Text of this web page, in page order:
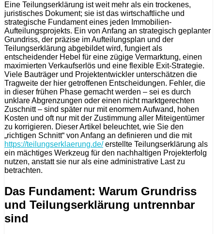
Eine Teilungserklärung ist weit mehr als ein trockenes,
juristisches Dokument; sie ist das wirtschaftliche und
strategische Fundament eines jeden Immobilien-
Aufteilungsprojekts. Ein von Anfang an strategisch geplanter
Grundriss, der präzise im Aufteilungsplan und der
Teilungserklärung abgebildet wird, fungiert als
entscheidender Hebel für eine zügige Vermarktung, einen
maximierten Verkaufserlös und eine flexible Exit-Strategie.
Viele Bauträger und Projektentwickler unterschätzen die
Tragweite der hier getroffenen Entscheidungen. Fehler, die
in dieser frühen Phase gemacht werden – sei es durch
unklare Abgrenzungen oder einen nicht marktgerechten
Zuschnitt – sind später nur mit enormem Aufwand, hohen
Kosten und oft nur mit der Zustimmung aller Miteigentümer
zu korrigieren. Dieser Artikel beleuchtet, wie Sie den
„richtigen Schnitt“ von Anfang an definieren und die mit
https://teilungserklaerung.de/erstellte Teilungserklärung als
ein mächtiges Werkzeug für den nachhaltigen Projekterfolg
nutzen, anstatt sie nur als eine administrative Last zu
betrachten.
Das Fundament: Warum Grundriss
und Teilungserklärung untrennbar
sind